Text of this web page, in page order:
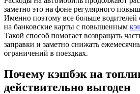
заметно это на фоне регулярного
Именно поэтому все больше
на банковские карты с повышенным
Такой способ помогает возвращать
заправки и заметно снижать
ограничений в поездках.
Почему кэшбэк на
действительно выгоден